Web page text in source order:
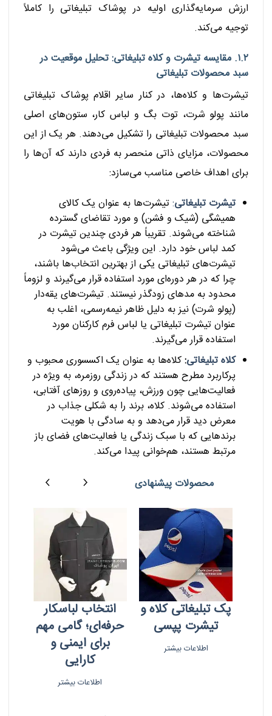
ارزش سرمایه‌گذاری اولیه در پوشاک تبلیغاتی را کاملاً
توجیه می‌کند.
۱.۲. مقایسه تیشرت و کلاه تبلیغاتی: تحلیل موقعیت در
سبد محصولات تبلیغاتی
تیشرت‌ها و کلاه‌ها، در کنار سایر اقلام پوشاک تبلیغاتی
مانند پولو شرت، توت بگ و لباس کار، ستون‌های اصلی
سبد محصولات تبلیغاتی را تشکیل می‌دهند. هر یک از این
محصولات، مزایای ذاتی منحصر به فردی دارند که آن‌ها را
برای اهداف خاصی مناسب می‌سازد:
تیشرت تبلیغاتی:تیشرت‌ها به عنوان یک کالای
همیشگی (شیک و فشن) و مورد تقاضای گسترده
شناخته می‌شوند. تقریباً هر فردی چندین تیشرت در
کمد لباس خود دارد. این ویژگی باعث می‌شود
تیشرت‌های تبلیغاتی یکی از بهترین انتخاب‌ها باشند،
چرا که در هر دوره‌ای مورد استفاده قرار می‌گیرند و لزوماً
محدود به مدهای زودگذر نیستند. تیشرت‌های یقه‌دار
(پولو شرت) نیز به دلیل ظاهر نیمه‌رسمی، اغلب به
عنوان تیشرت تبلیغاتی یا لباس فرم کارکنان مورد
استفاده قرار می‌گیرند.
کلاه تبلیغاتی:کلاه‌ها به عنوان یک اکسسوری محبوب و
پرکاربرد مطرح هستند که در زندگی روزمره، به ویژه در
فعالیت‌هایی چون ورزش، پیاده‌روی و روزهای آفتابی،
استفاده می‌شوند. کلاه، برند را به شکلی جذاب در
معرض دید قرار می‌دهد و به سادگی با هویت
برندهایی که با سبک زندگی یا فعالیت‌های فضای باز
مرتبط هستند، هم‌خوانی پیدا می‌کند.
محصولات پیشنهادی
پک تبلیغاتی کلاه و
تیشرت پپسی
اطلاعات بیشتر
انتخاب لباسکار
حرفه‌ای؛ گامی مهم
برای ایمنی و
کارایی
اطلاعات بیشتر